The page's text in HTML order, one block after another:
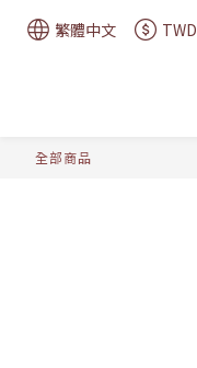
繁體中文 TWD
全部商品